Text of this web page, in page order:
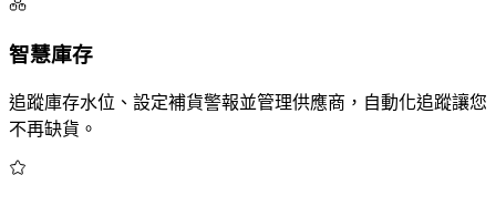
智慧庫存
追蹤庫存水位、設定補貨警報並管理供應商，自動化追蹤讓您
不再缺貨。